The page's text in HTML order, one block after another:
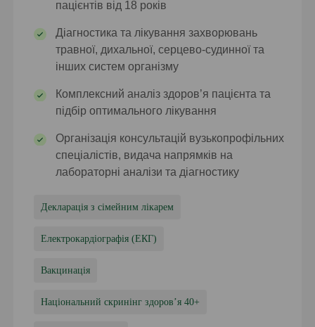
пацієнтів від 18 років
Діагностика та лікування захворювань
травної, дихальної, серцево-судинної та
інших систем організму
Комплексний аналіз здоров’я пацієнта та
підбір оптимального лікування
Організація консультацій вузькопрофільних
спеціалістів, видача напрямків на
лабораторні аналізи та діагностику
Декларація з сімейним лікарем
Електрокардіографія (ЕКГ)
Вакцинація
Національний скринінг здоровʼя 40+